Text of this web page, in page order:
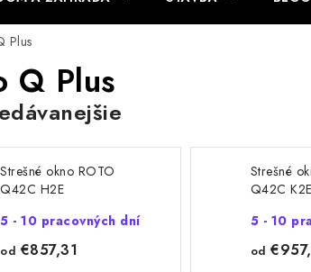
Plus
Q Plus
Strešné okno ROTO
Q42C H2E
5 - 10 pracovných dní
od €857,31
Strešné
Q42C K2E
5 - 10
od